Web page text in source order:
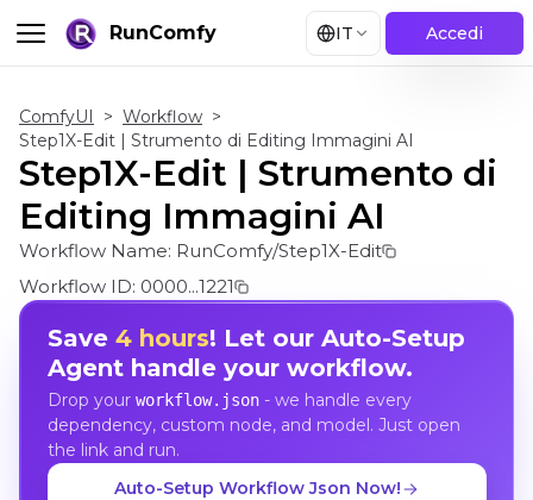
RunComfy IT Accedi
ComfyUI > Workflow >
Step1X-Edit | Strumento di Editing Immagini AI
Step1X-Edit | Strumento di
Editing Immagini AI
Workflow Name: RunComfy/Step1X-Edit
Workflow ID: 0000...1221
Save 4 hours! Let our Auto-Setup
Agent handle your workflow.
Drop your workflow.json- we handle every
dependency, custom node, and model. Just open
the link and run.
Auto-Setup Workflow Json Now!